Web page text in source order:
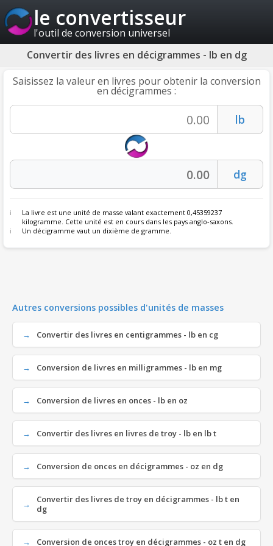
le convertisseur
l'outil de conversion universel
Convertir des livres en décigrammes - lb en dg
Saisissez la valeur en livres pour obtenir la conversion
en décigrammes :
La livre est une unité de masse valant exactement 0,45359237
kilogramme. Cette unité est en cours dans les pays anglo-saxons.
Un décigramme vaut un dixième de gramme.
Autres conversions possibles d'unités de masses
Convertir des livres en centigrammes - lb en cg
Conversion de livres en milligrammes - lb en mg
Conversion de livres en onces - lb en oz
Convertir des livres en livres de troy - lb en lb t
Conversion de onces en décigrammes - oz en dg
Convertir des livres de troy en décigrammes - lb t en
dg
Conversion de onces troy en décigrammes - oz t en dg